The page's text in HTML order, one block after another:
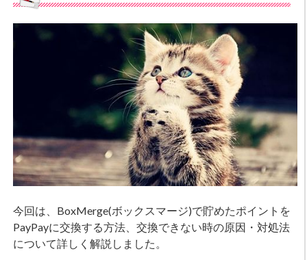
今回は、BoxMerge(ボックスマージ)で貯めたポイントを
PayPayに交換する方法、交換できない時の原因・対処法
について詳しく解説しました。